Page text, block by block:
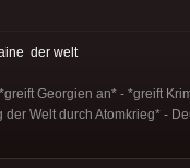
der welt
Georgien an* - *greift
Welt durch Atomkrieg* -